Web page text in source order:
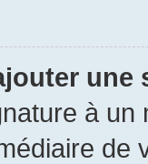
une
à un